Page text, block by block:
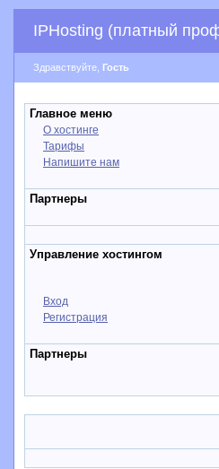
IPHosting (платный
Здравствуйте, Гость
Главное меню
О хостинге
Тарифы
Напишите нам
Партнеры
Управление хостингом
Вход
Регистрация
Партнеры